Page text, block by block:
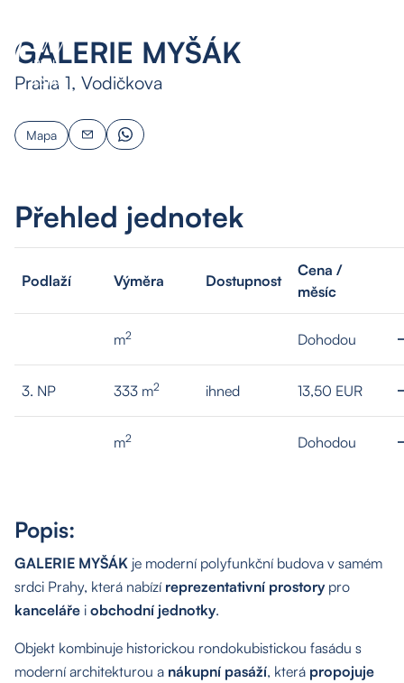
GALERIE MYŠÁK
Praha 1, Vodičkova
Mapa
Přehled jednotek
Podlaží Výměra Dostupnost
Cena /
měsíc
m2 Dohodou
3. NP 333 m2 ihned 13,50 EUR
m2 Dohodou
Popis:
GALERIE MYŠÁK je moderní polyfunkční budova v samém
srdci Prahy, která nabízí reprezentativní prostory pro
kanceláře i obchodní jednotky.
Objekt kombinuje historickou rondokubistickou fasádu s
moderní architekturou a nákupní pasáží, která propojuje